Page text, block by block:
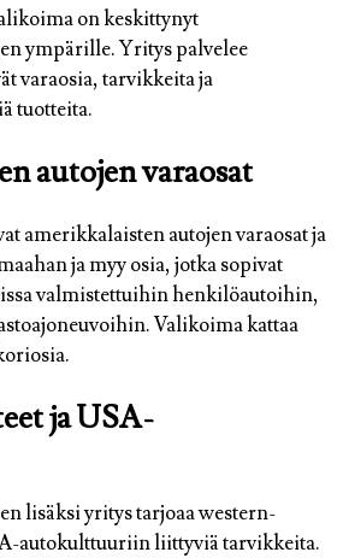
on keskittynyt
ympärille. Yritys palvelee
varaosia, tarvikkeita ja
tuotteita.
autojen varaosat
amerikkalaisten autojen varaosat ja
ja myy osia, jotka sopivat
valmistettuihin henkilöautoihin,
Valikoima kattaa
ja USA-
lisäksi yritys tarjoaa western-
autokulttuuriin liittyviä tarvikkeita.